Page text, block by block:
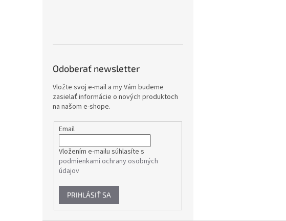
Odoberať newsletter
Vložte svoj e-mail a my Vám budeme
zasielať informácie o nových produktoch
na našom e-shope.
Email
Vložením e-mailu súhlasíte s
podmienkami ochrany osobných
údajov
PRIHLÁSIŤ SA